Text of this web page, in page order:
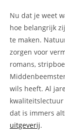
Nu dat je weet
hoe belangrijk
te maken.
zorgen voor
romans,
wils heeft. Al
dat is immers
uitgeverij.